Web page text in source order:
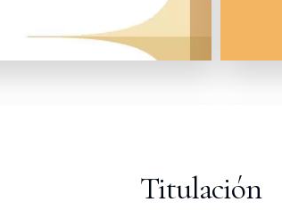
Titulación